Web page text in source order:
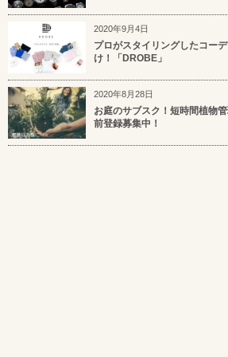
2020年9月4日
プロがスタイリングしたコー
け！「DROBE」
2020年8月28日
お庭のサブスク！短時間植物
前登録募集中！